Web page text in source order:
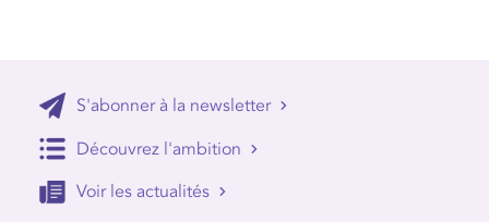
S'abonner à la newsletter
Découvrez l'ambition
Voir les actualités